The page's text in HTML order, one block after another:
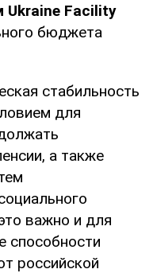
Ukraine Facility
бюджета
стабильность
для
а также
важно и для
способности
российской